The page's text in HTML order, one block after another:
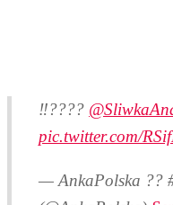
‼️????
pic.twitter.com/
— AnkaPolska ??